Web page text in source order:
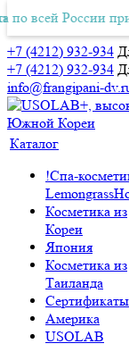
+7 (4212) 932-934
+7 (4212) 932-934
info@frangipani-
Авиа-доставка
при заказе
Каталог
!Спа-
Косметика из
Кореи
Япония
Косметика из
Таиланда
Сертификаты
Америка
USOLAB